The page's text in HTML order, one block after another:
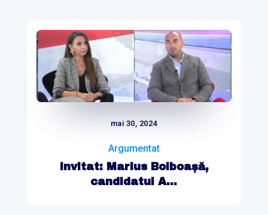
mai 30, 2024
Argumentat
Invitat: Marius Bolboașă,
candidatul A...